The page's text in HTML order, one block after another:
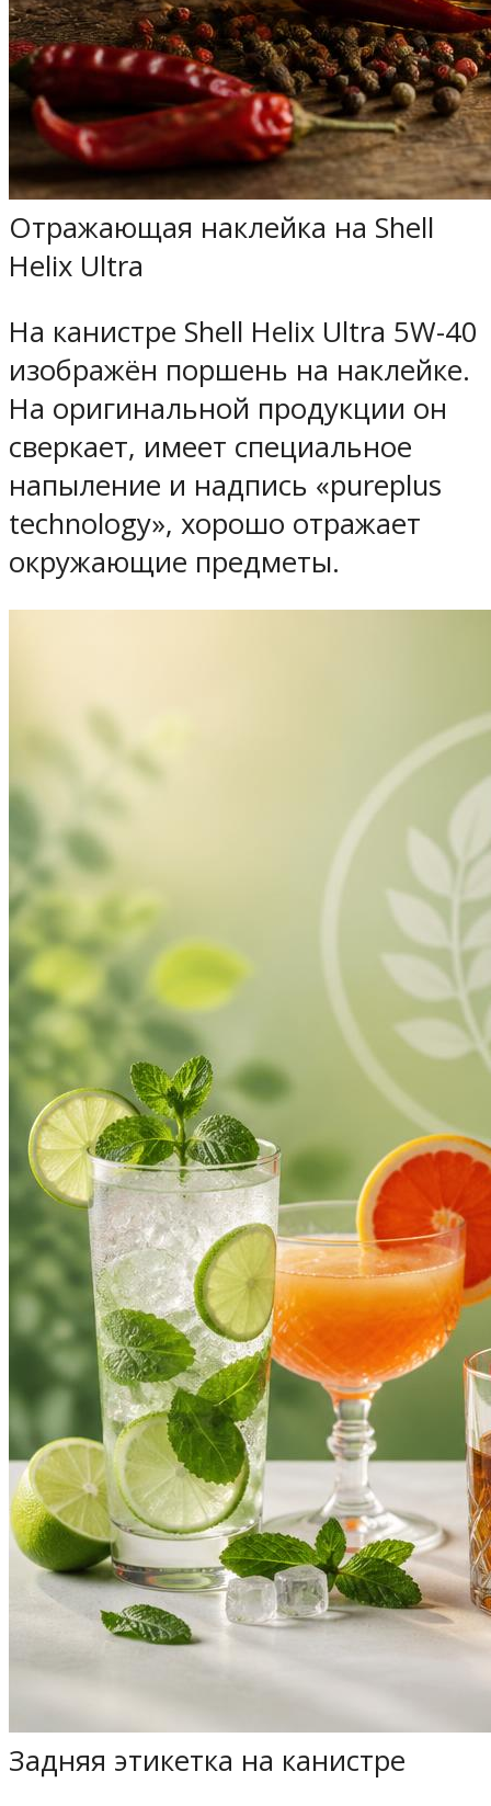
Отражающая наклейка на Shell
Helix Ultra
На канистре Shell Helix Ultra 5W-40
изображён поршень на наклейке.
На оригинальной продукции он
сверкает, имеет специальное
напыление и надпись «pureplus
technology», хорошо отражает
окружающие предметы.
Задняя этикетка на канистре